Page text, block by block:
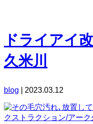
ドライアイ
久米川
blog 2023.03.12